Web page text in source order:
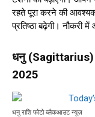
रहते पूरा करने की
प्रतिष्ठा बढ़ेगी। नौकरी
धनु
2025
धनु राशि फोटो ब्लैकआउट न्यूज़